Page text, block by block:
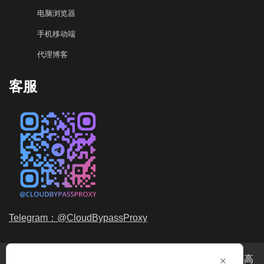
电脑浏览器
手机移动端
代理博客
客服
Telegram：@CloudBypassProxy
代理服务提供商，我们提供高
×